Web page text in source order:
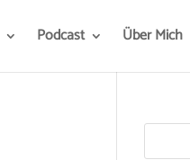
Podcast Über Mich